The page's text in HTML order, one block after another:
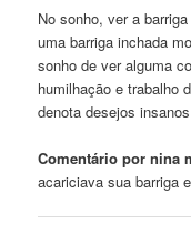
No sonho, ver a
uma barriga inchada
sonho de ver alguma
humilhação e trabalho
denota desejos
Comentário por nina
acariciava sua barriga